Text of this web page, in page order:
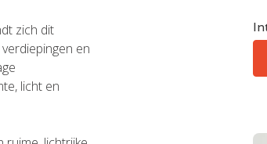
zich dit
en
licht en